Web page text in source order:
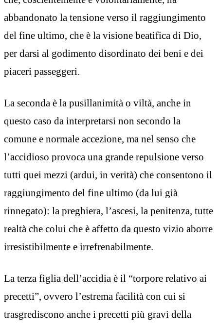
abbandonato la tensione verso il raggiungimento
del fine ultimo, che è la visione beatifica di Dio,
per darsi al godimento disordinato dei beni e dei
piaceri passeggeri.
La seconda è la pusillanimità o viltà, anche in
questo caso da interpretarsi non secondo la
comune e normale accezione, ma nel senso che
l’accidioso provoca una grande repulsione verso
tutti quei mezzi (ardui, in verità) che consentono il
raggiungimento del fine ultimo (da lui già
rinnegato): la preghiera, l’ascesi, la penitenza, tutte
realtà che colui che è affetto da questo vizio aborre
irresistibilmente e irrefrenabilmente.
La terza figlia dell’accidia è il “torpore relativo ai
precetti”, ovvero l’estrema facilità con cui si
trasgrediscono anche i precetti più gravi della